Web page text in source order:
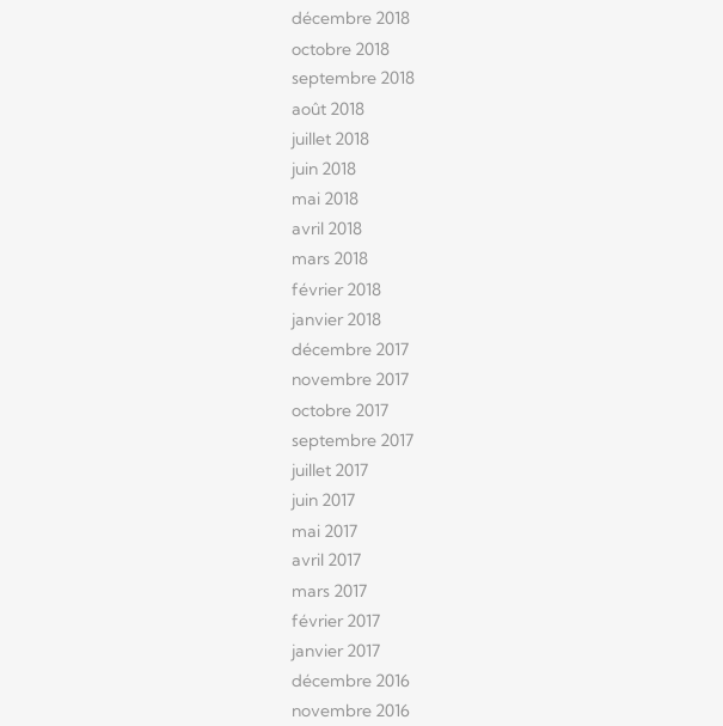
décembre 2018
octobre 2018
septembre 2018
août 2018
juillet 2018
juin 2018
mai 2018
avril 2018
mars 2018
février 2018
janvier 2018
décembre 2017
novembre 2017
octobre 2017
septembre 2017
juillet 2017
juin 2017
mai 2017
avril 2017
mars 2017
février 2017
janvier 2017
décembre 2016
novembre 2016